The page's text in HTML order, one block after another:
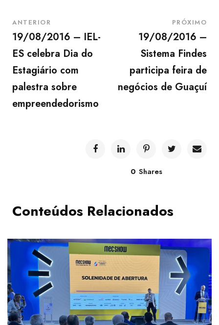
ANTERIOR
19/08/2016 – IEL-
ES celebra Dia do
Estagiário com
palestra sobre
empreendedorismo
PRÓXIMO
19/08/2016 –
Sistema Findes
participa feira de
negócios de Guaçuí
0 Shares
Conteúdos Relacionados